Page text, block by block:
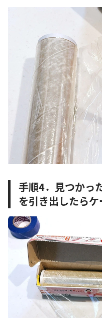
手順4．見つかっ
を引き出したら